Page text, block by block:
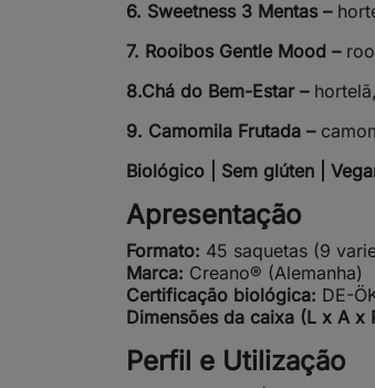
6. Sweetness 3 Mentas –
7. Rooibos Gentle Mood –
8.Chá do Bem-Estar –
9. Camomila Frutada –
Biológico | Sem glúten |
Apresentação
Formato: 45 saquetas (9
Marca: Creano® (Alemanha)
Certificação biológica: DE-
Dimensões da caixa (L x A x
Perfil e Utilização